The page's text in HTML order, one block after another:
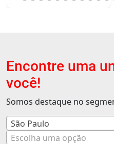
Encontre uma
você!
Somos destaque no
São Paulo
Escolha uma opção